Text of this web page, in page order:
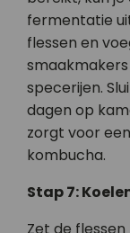
fermentatie
flessen en
specerijen.
dagen op
zorgt voor
kombucha.
Stap 7: